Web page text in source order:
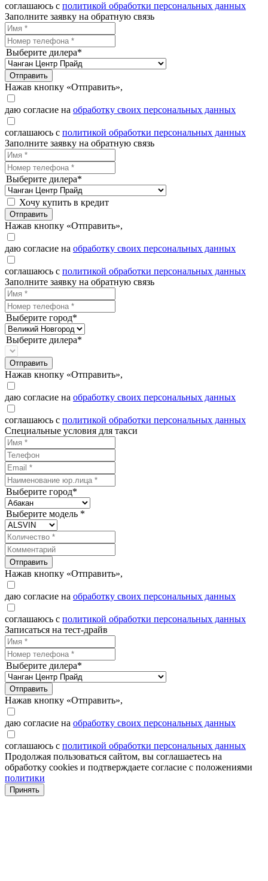
соглашаюсь с политикой обработки персональных данных
Заполните заявку на обратную связь
Выберите дилера*
Отправить
Нажав кнопку «Отправить»,
даю согласие на обработку своих персональных данных
соглашаюсь с политикой обработки персональных данных
Заполните заявку на обратную связь
Выберите дилера*
Хочу купить в кредит
Отправить
Нажав кнопку «Отправить»,
даю согласие на обработку своих персональных данных
соглашаюсь с политикой обработки персональных данных
Заполните заявку на обратную связь
Выберите город*
Выберите дилера*
Отправить
Нажав кнопку «Отправить»,
даю согласие на обработку своих персональных данных
соглашаюсь с политикой обработки персональных данных
Специальные условия для такси
Выберите город*
Выберите модель *
Отправить
Нажав кнопку «Отправить»,
даю согласие на обработку своих персональных данных
соглашаюсь с политикой обработки персональных данных
Записаться на тест-драйв
Выберите дилера*
Отправить
Нажав кнопку «Отправить»,
даю согласие на обработку своих персональных данных
соглашаюсь с политикой обработки персональных данных
Продолжая пользоваться сайтом, вы соглашаетесь на
обработку cookies и подтверждаете согласие с положениями
политики
Принять